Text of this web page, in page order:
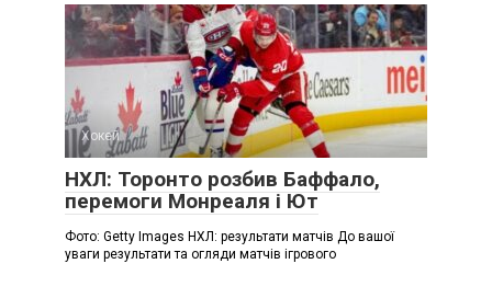
Хокей
НХЛ: Торонто розбив Баффало,
перемоги Монреаля і Ют
Фото: Getty Images НХЛ: результати матчів До вашої
уваги результати та огляди матчів ігрового